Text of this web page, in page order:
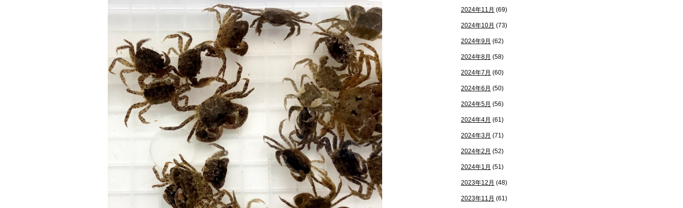
2024年11月 (69)
2024年10月 (73)
2024年9月 (62)
2024年8月 (58)
2024年7月 (60)
2024年6月 (50)
2024年5月 (56)
2024年4月 (61)
2024年3月 (71)
2024年2月 (52)
2024年1月 (51)
2023年12月 (48)
2023年11月 (61)